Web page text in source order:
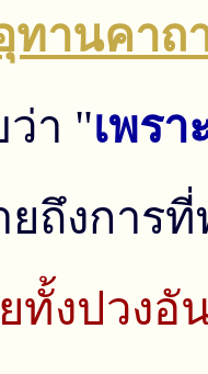
ทานคาถ
า "เพร
ถึงการ
ทั้งปวงอั